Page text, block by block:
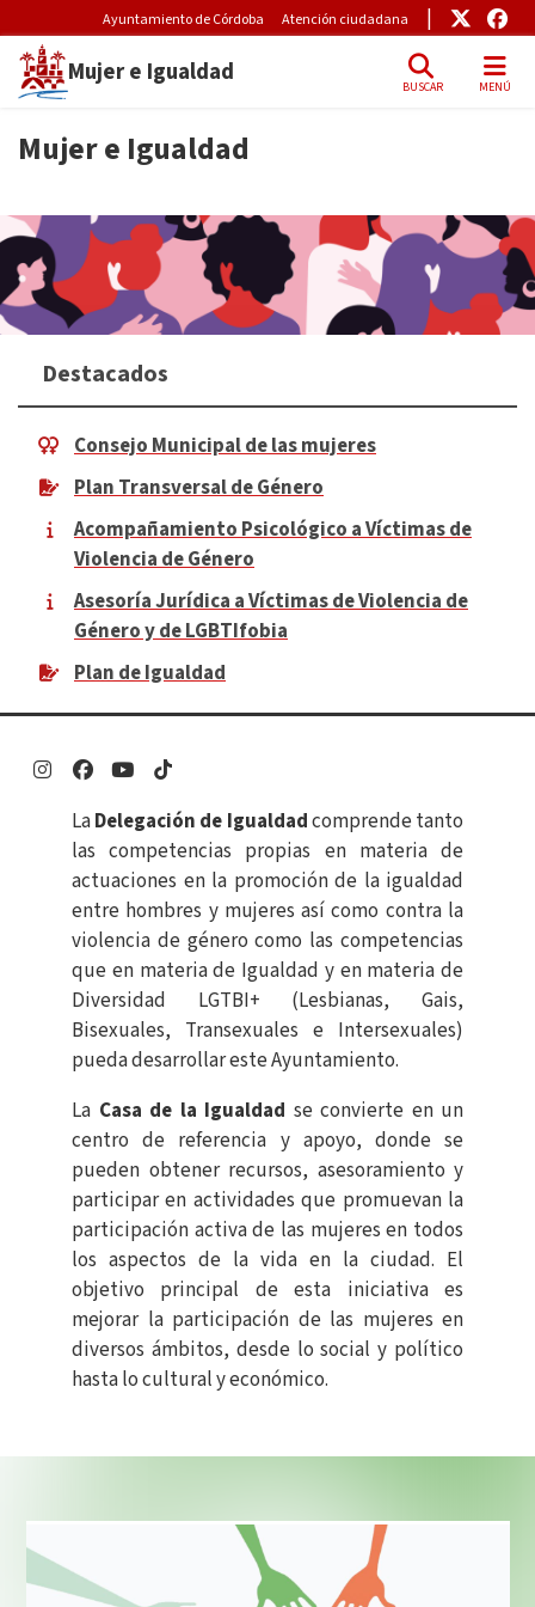
Pre-Header Microsite
Ayuntamiento de Córdoba Atención ciudadana Enlace
Mujer e Igualdad BUSCAR MENÚ
Mujer e Igualdad
Destacados
Consejo Municipal de las mujeres
Plan Transversal de Género
Acompañamiento Psicológico a Víctimas de
Violencia de Género
Asesoría Jurídica a Víctimas de Violencia de
Género y de LGBTIfobia
Plan de Igualdad
EnlaceEnlaceEnlaceEnlace
LaDelegación de Igualdadcomprende tanto
las competencias propias en materia de
actuaciones en la promoción de la igualdad
entre hombres y mujeres así como contra la
violencia de género como las competencias
que en materia de Igualdad y en materia de
Diversidad LGTBI+ (Lesbianas, Gais,
Bisexuales, Transexuales e Intersexuales)
pueda desarrollar este Ayuntamiento.
La Casa de la Igualdad se convierte en un
centro de referencia y apoyo, donde se
pueden obtener recursos, asesoramiento y
participar en actividades que promuevan la
participación activa de las mujeres en todos
los aspectos de la vida en la ciudad. El
objetivo principal de esta iniciativa es
mejorar la participación de las mujeres en
diversos ámbitos, desde lo social y político
hasta lo cultural y económico.